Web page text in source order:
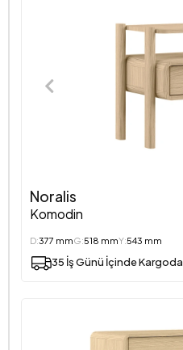
Noralis
Komodin
D:377 mmG:518 mmY:543 mm
35 İş Günü İçinde Kargoda